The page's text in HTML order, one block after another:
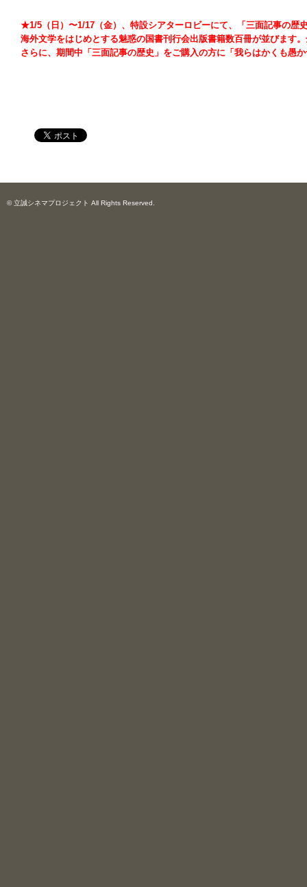
★1/5（日）〜1/17（金）、特設シアターロビーにて、「三面記事の歴
海外文学をはじめとする魅惑の国書刊行会出版書籍数百冊が並びます
さらに、期間中「三面記事の歴史」をご購入の方に「我らはかくも愚
© 立誠シネマプロジェクト All Rights Reserved.